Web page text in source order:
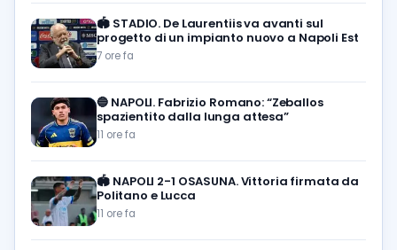
🏟️ STADIO. De Laurentiis va avanti sul
progetto di un impianto nuovo a Napoli Est
7 ore fa
🔵 NAPOLI. Fabrizio Romano: “Zeballos
spazientito dalla lunga attesa”
11 ore fa
🏟️ NAPOLI 2-1 OSASUNA. Vittoria firmata da
Politano e Lucca
11 ore fa